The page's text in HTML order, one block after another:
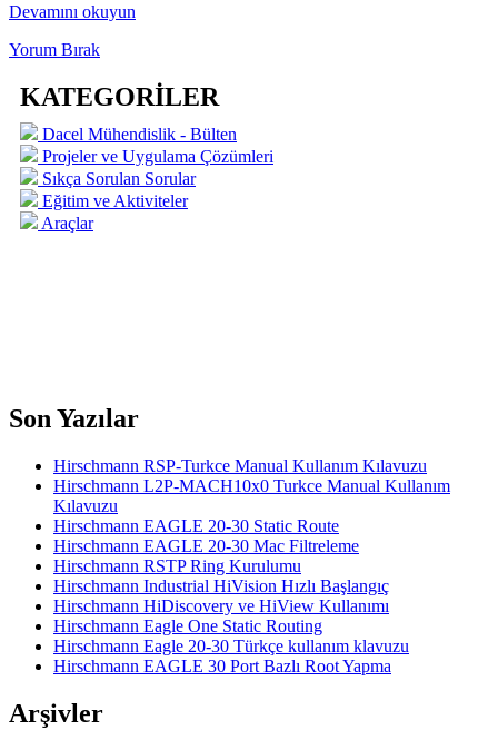
Devamını okuyun
Barkod
Kontrol
Sistemi
Yorum Bırak
KATEGORİLER
Dacel Mühendislik - Bülten
Projeler ve Uygulama Çözümleri
Sıkça Sorulan Sorular
Eğitim ve Aktiviteler
Araçlar
Yan
Son Yazılar
Hirschmann RSP-Turkce Manual Kullanım Kılavuzu
Hirschmann L2P-MACH10x0 Turkce Manual Kullanım
Kılavuzu
Hirschmann EAGLE 20-30 Static Route
Hirschmann EAGLE 20-30 Mac Filtreleme
Hirschmann RSTP Ring Kurulumu
Hirschmann Industrial HiVision Hızlı Başlangıç
Hirschmann HiDiscovery ve HiView Kullanımı
Hirschmann Eagle One Static Routing
Hirschmann Eagle 20-30 Türkçe kullanım klavuzu
Hirschmann EAGLE 30 Port Bazlı Root Yapma
Arşivler